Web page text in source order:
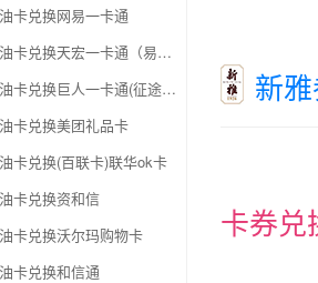
卡兑换网易一卡通
中石化加油卡兑换天宏一卡通（易冲天宏卡）
中石化加油卡兑换巨人一卡通(征途卡)
卡兑换美团礼品卡
卡兑换(百联卡)联华ok卡
卡兑换资和信
卡兑换沃尔玛购物卡
卡兑换和信通
新
卡券兑